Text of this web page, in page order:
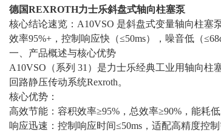
德国REXROTH力士乐斜盘式轴向柱塞泵
核心结论速览：A10VSO 是斜盘式变量轴向柱塞
效率95%+，控制响应快（≤50ms），噪音低（
一、产品概述与核心优势
A10VSO（系列 31）是力士乐经典工业用轴向
回路静压传动系统Rexroth。
核心优势：
高效节能：容积效率≥95%，总效率≥90%，能耗低
响应迅速：控制响应时间≤50ms，适配高精度控制